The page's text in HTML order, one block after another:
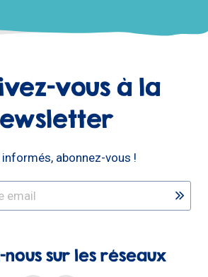
vous à la
informés, abonnez-vous !
nous sur les réseaux